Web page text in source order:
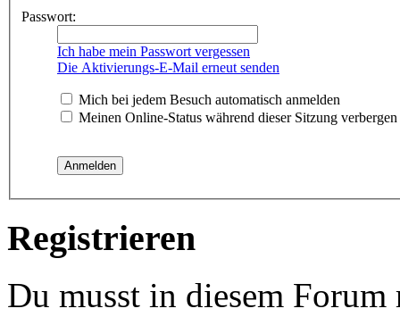
Passwort:
Ich habe mein Passwort vergessen
Die Aktivierungs-E-Mail erneut senden
Mich bei jedem Besuch automatisch anmelden
Meinen Online-Status während dieser Sitzung verbergen
Registrieren
Du musst in diesem